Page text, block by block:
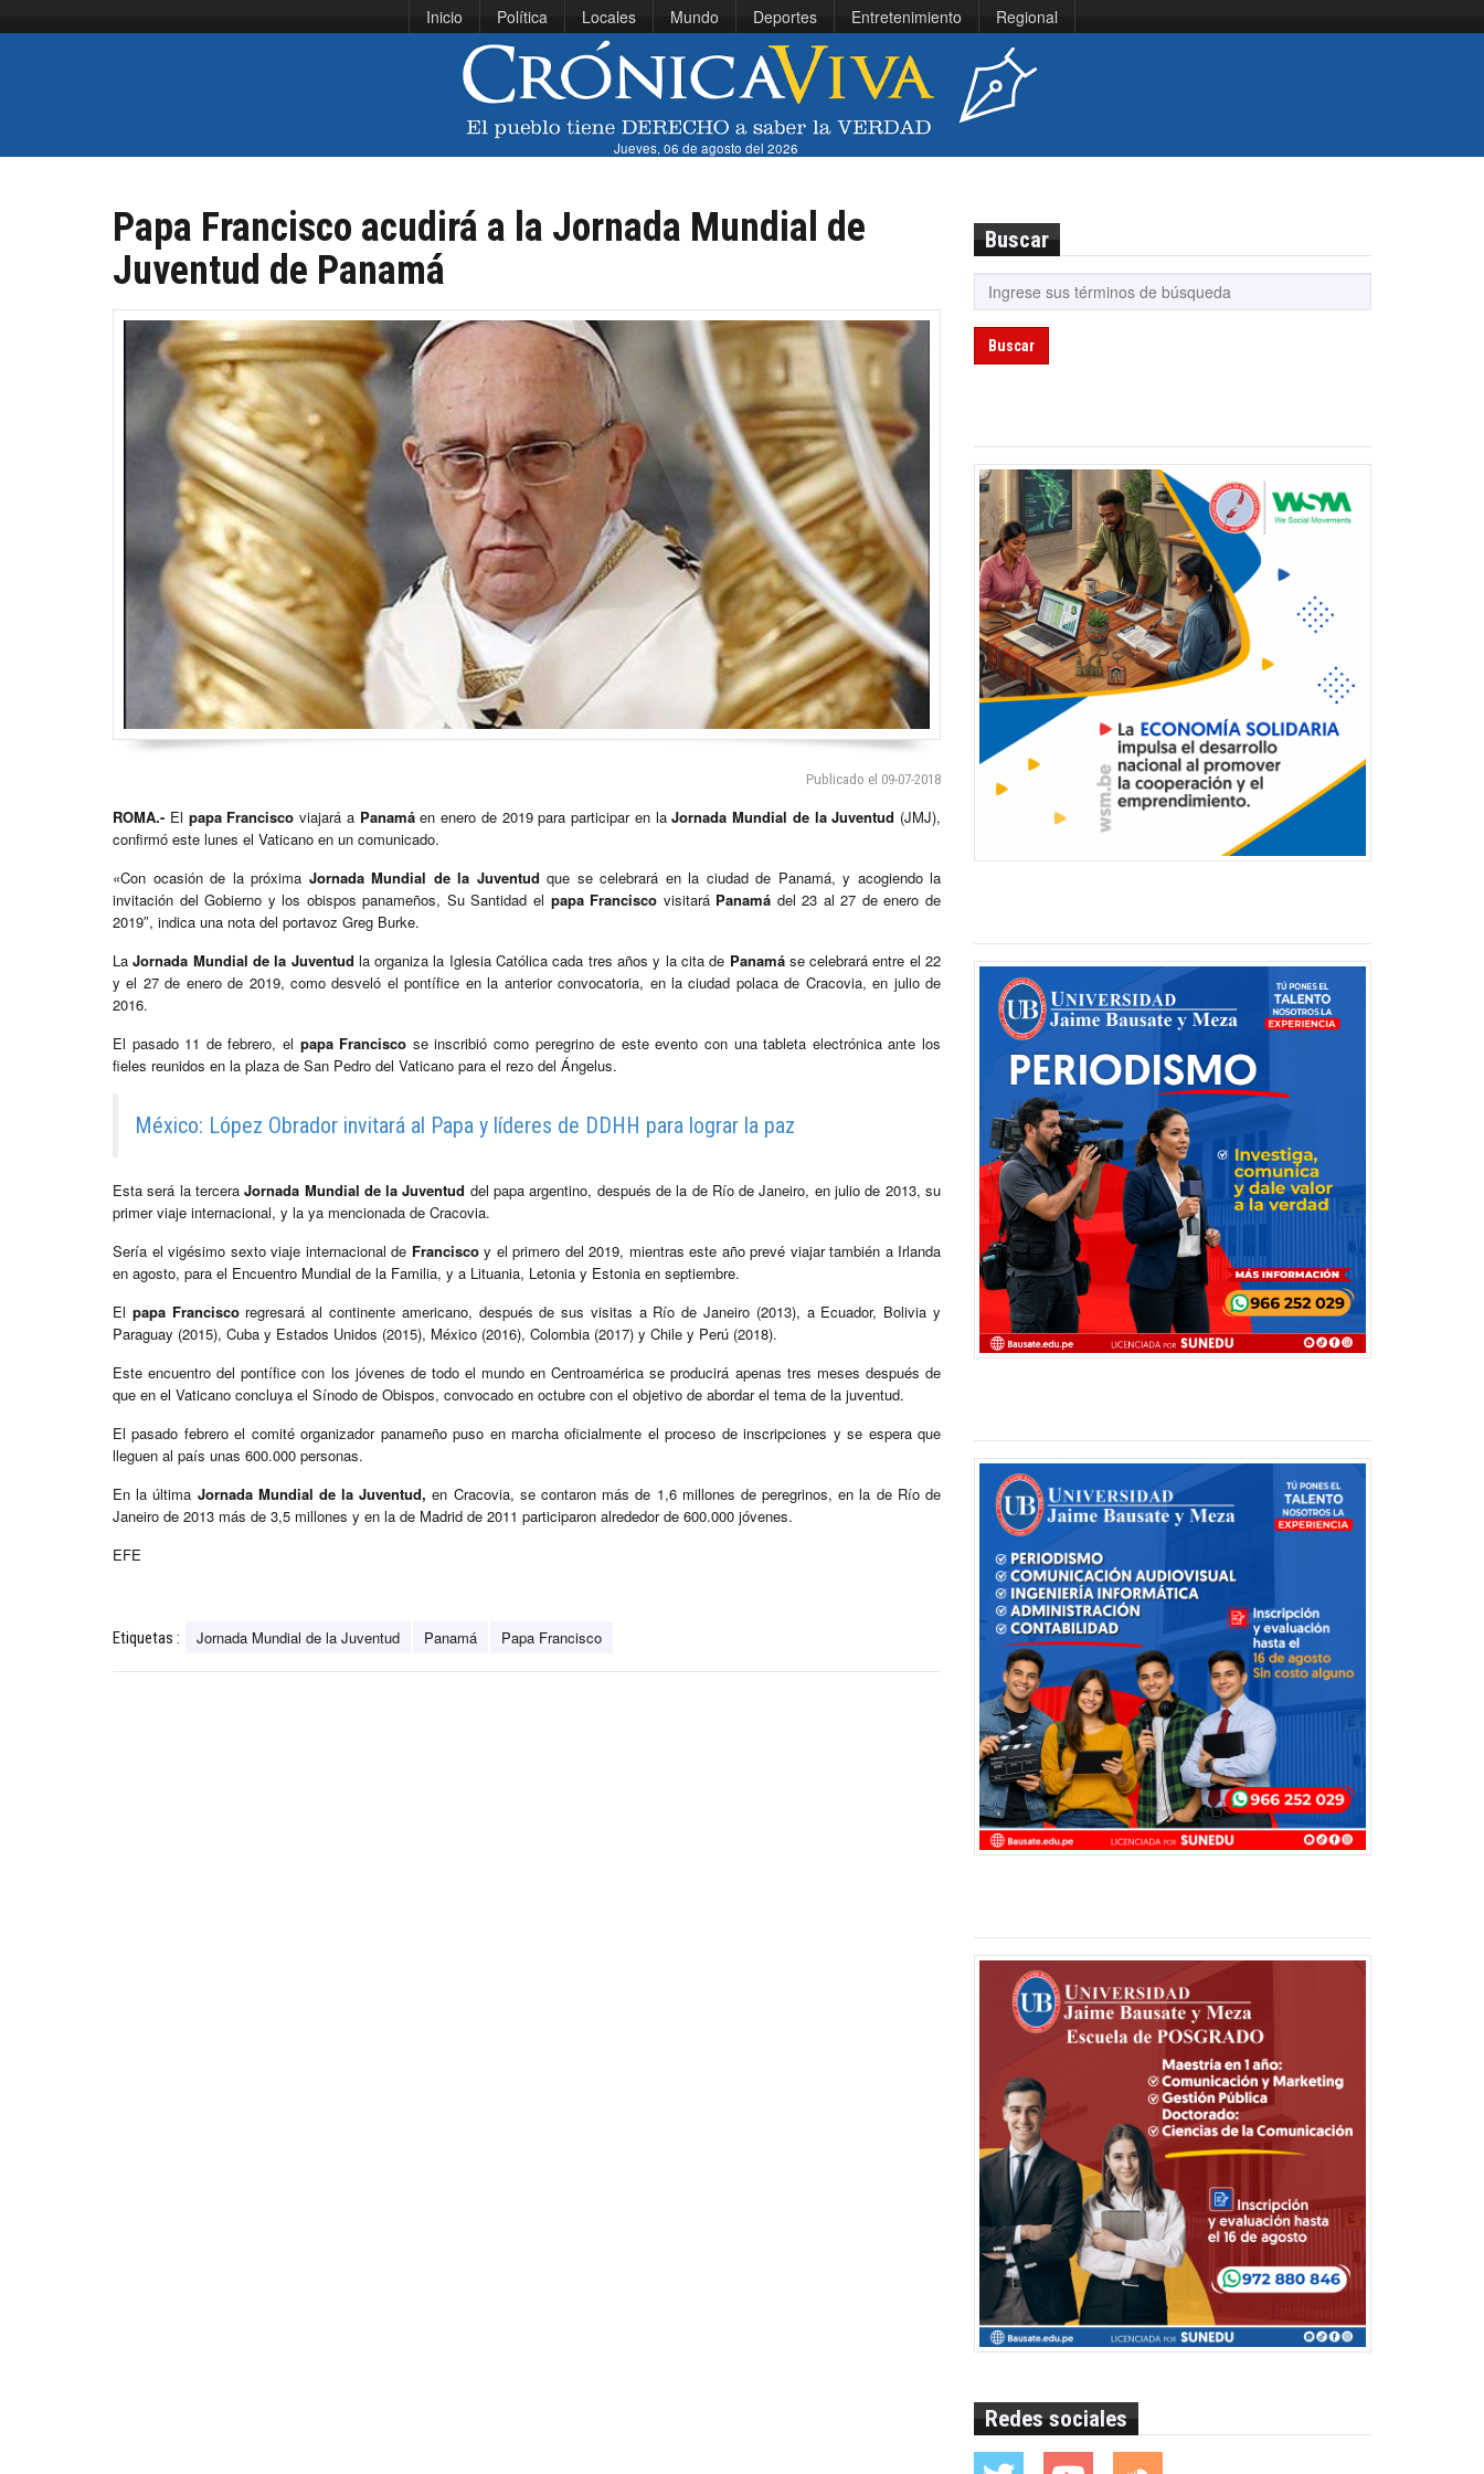
Inicio Política Locales Mundo Deportes Entretenimiento Regional
Jueves, 06 de agosto del 2026
Papa Francisco acudirá a la Jornada Mundial de
Juventud de Panamá
Publicado el 09-07-2018
ROMA.- El papa Francisco viajará a Panamáen enero de 2019 para participar en laJornada Mundial de la Juventud (JMJ),
confirmó este lunes el Vaticano en un comunicado.
«Con ocasión de la próxima Jornada Mundial de la Juventud que se celebrará en la ciudad de Panamá, y acogiendo la
invitación del Gobierno y los obispos panameños, Su Santidad el papa Francisco visitará Panamá del 23 al 27 de enero de
2019″, indica una nota del portavoz Greg Burke.
LaJornada Mundial de la Juventud la organiza la Iglesia Católica cada tres años y la cita de Panamáse celebrará entre el 22
y el 27 de enero de 2019, como desveló el pontífice en la anterior convocatoria, en la ciudad polaca de Cracovia, en julio de
2016.
El pasado 11 de febrero, el papa Francisco se inscribió como peregrino de este evento con una tableta electrónica ante los
fieles reunidos en la plaza de San Pedro del Vaticano para el rezo del Ángelus.
México: López Obrador invitará al Papa y líderes de DDHH para lograr la paz
Esta será la terceraJornada Mundial de la Juventud del papa argentino, después de la de Río de Janeiro, en julio de 2013, su
primer viaje internacional, y la ya mencionada de Cracovia.
Sería el vigésimo sexto viaje internacional de Francisco y el primero del 2019, mientras este año prevé viajar también a Irlanda
en agosto, para el Encuentro Mundial de la Familia, y a Lituania, Letonia y Estonia en septiembre.
El papa Franciscoregresará al continente americano, después de sus visitas a Río de Janeiro (2013), a Ecuador, Bolivia y
Paraguay (2015), Cuba y Estados Unidos (2015), México (2016), Colombia (2017) y Chile y Perú (2018).
Este encuentro del pontífice con los jóvenes de todo el mundo en Centroamérica se producirá apenas tres meses después de
que en el Vaticano concluya el Sínodo de Obispos, convocado en octubre con el objetivo de abordar el tema de la juventud.
El pasado febrero el comité organizador panameño puso en marcha oficialmente el proceso de inscripciones y se espera que
lleguen al país unas 600.000 personas.
En la última Jornada Mundial de la Juventud,en Cracovia, se contaron más de 1,6 millones de peregrinos, en la de Río de
Janeiro de 2013 más de 3,5 millones y en la de Madrid de 2011 participaron alrededor de 600.000 jóvenes.
EFE
Etiquetas : Jornada Mundial de la Juventud Panamá Papa Francisco
Buscar
Buscar
Redes sociales